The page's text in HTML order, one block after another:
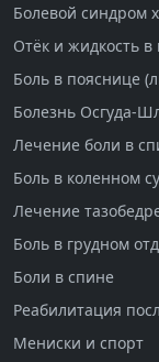
Болевой синдром
Отёк и жидкость в
Боль в пояснице
Болезнь Осгуда-
Лечение боли в
Боль в коленном
Лечение
Боль в грудном
Боли в спине
Реабилитация
Мениски и спорт